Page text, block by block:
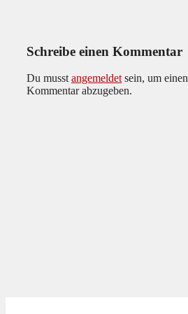
Schreibe einen Kommentar
Du musst angemeldet sein, um einen
Kommentar abzugeben.